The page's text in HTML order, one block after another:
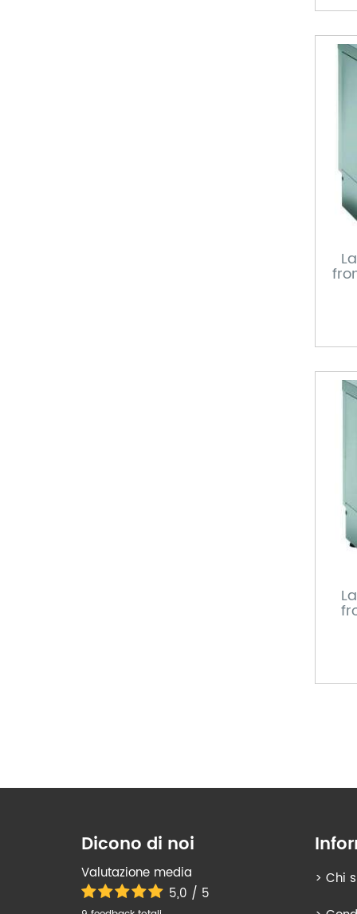
Dicono di noi
Valutazione media
5,0 / 5
> Chi